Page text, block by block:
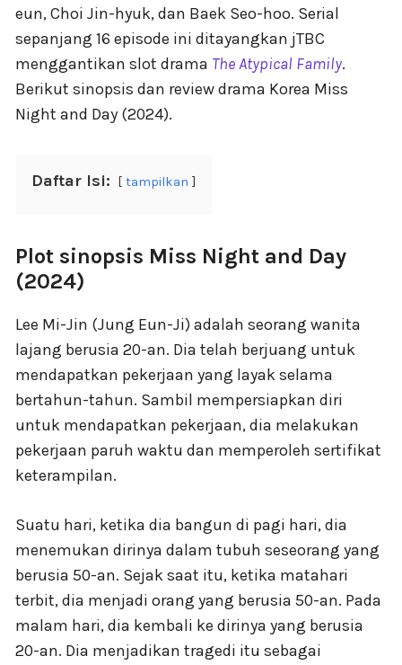
eun, Choi Jin-hyuk, dan Baek Seo-hoo. Serial
sepanjang 16 episode ini ditayangkan jTBC
menggantikan slot drama The Atypical Family.
Berikut sinopsis dan review drama Korea Miss
Night and Day (2024).
Daftar Isi: tampilkan
Plot sinopsis Miss Night and Day
(2024)
Lee Mi-Jin (Jung Eun-Ji) adalah seorang wanita
lajang berusia 20-an. Dia telah berjuang untuk
mendapatkan pekerjaan yang layak selama
bertahun-tahun. Sambil mempersiapkan diri
untuk mendapatkan pekerjaan, dia melakukan
pekerjaan paruh waktu dan memperoleh sertifikat
keterampilan.
Suatu hari, ketika dia bangun di pagi hari, dia
menemukan dirinya dalam tubuh seseorang yang
berusia 50-an. Sejak saat itu, ketika matahari
terbit, dia menjadi orang yang berusia 50-an. Pada
malam hari, dia kembali ke dirinya yang berusia
20-an. Dia menjadikan tragedi itu sebagai